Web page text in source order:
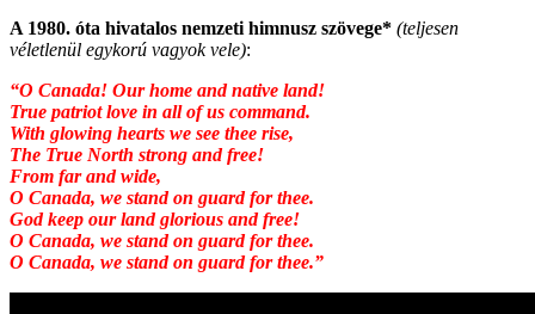
A 1980. óta hivatalos nemzeti himnusz szövege* (teljesen
véletlenül egykorú vagyok vele):
“O Canada! Our home and native land!
True patriot love in all of us command.
With glowing hearts we see thee rise,
The True North strong and free!
From far and wide,
O Canada, we stand on guard for thee.
God keep our land glorious and free!
O Canada, we stand on guard for thee.
O Canada, we stand on guard for thee.”